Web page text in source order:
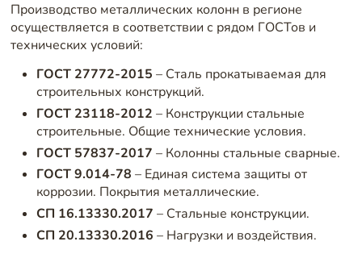
Производство металлических колонн в регионе
осуществляется в соответствии с рядом ГОСТов и
технических условий:
ГОСТ 27772-2015 – Сталь прокатываемая для
строительных конструкций.
ГОСТ 23118-2012 – Конструкции стальные
строительные. Общие технические условия.
ГОСТ 57837-2017 – Колонны стальные сварные.
ГОСТ 9.014-78 – Единая система защиты от
коррозии. Покрытия металлические.
СП 16.13330.2017 – Стальные конструкции.
СП 20.13330.2016 – Нагрузки и воздействия.